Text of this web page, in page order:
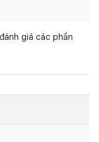
giá các phần